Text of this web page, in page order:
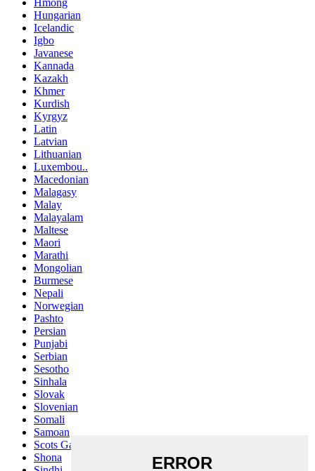
Hmong
Hungarian
Icelandic
Igbo
Javanese
Kannada
Kazakh
Khmer
Kurdish
Kyrgyz
Latin
Latvian
Lithuanian
Luxembou..
Macedonian
Malagasy
Malay
Malayalam
Maltese
Maori
Marathi
Mongolian
Burmese
Nepali
Norwegian
Pashto
Persian
Punjabi
Serbian
Sesotho
Sinhala
Slovak
Slovenian
Somali
Samoan
Scots Gaelic
Shona